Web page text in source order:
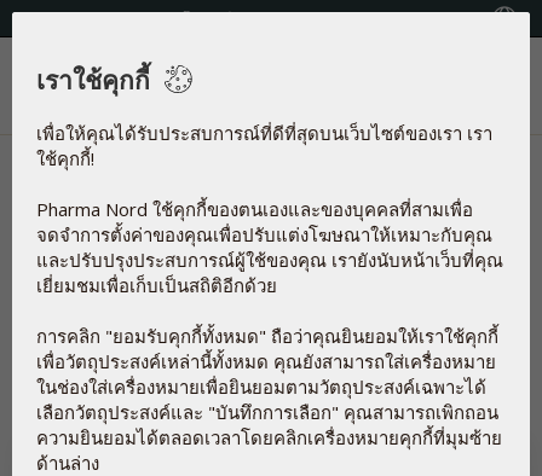
โทรศัพท์:+66 (0) 2279 6860 - 1
เมนู
ข่าว | Pycnogenol
บทความ เกี่ยวกับ
เริ่มใหม่
เราใช้คุกกี้
เพื่อให้คุณได้รับประสบการณ์ที่ดีที่สุดบนเว็บไซต์ของเรา เรา
ใช้คุกกี้!
Pharma Nord ใช้คุกกี้ของตนเองและของบุคคลที่สามเพื่อ
จดจำการตั้งค่าของคุณเพื่อปรับแต่งโฆษณาให้เหมาะกับคุณ
และปรับปรุงประสบการณ์ผู้ใช้ของคุณ เรายังนับหน้าเว็บที่คุณ
เยี่ยมชมเพื่อเก็บเป็นสถิติอีกด้วย
การคลิก "ยอมรับคุกกี้ทั้งหมด" ถือว่าคุณยินยอมให้เราใช้คุกกี้
เพื่อวัตถุประสงค์เหล่านี้ทั้งหมด คุณยังสามารถใส่เครื่องหมาย
ในช่องใส่เครื่องหมายเพื่อยินยอมตามวัตถุประสงค์เฉพาะได้
เลือกวัตถุประสงค์และ "บันทึกการเลือก" คุณสามารถเพิกถอน
ความยินยอมได้ตลอดเวลาโดยคลิกเครื่องหมายคุกกี้ที่มุมซ้าย
ด้านล่าง